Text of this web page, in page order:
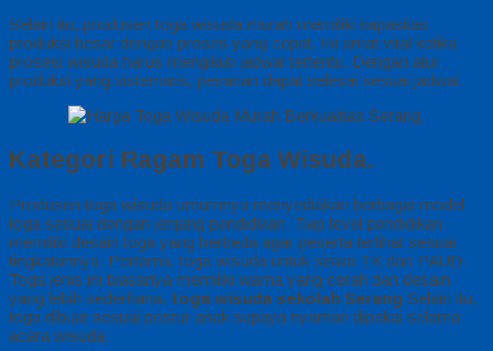
Selain itu, produsen toga wisuda murah memiliki kapasitas
produksi besar dengan proses yang cepat. Ini amat vital ketika
prosesi wisuda harus mengikuti jadwal tertentu. Dengan alur
produksi yang sistematis, pesanan dapat selesai sesuai jadwal.
Kategori Ragam Toga Wisuda.
Produsen toga wisuda umumnya menyediakan berbagai model
toga sesuai dengan jenjang pendidikan. Tiap level pendidikan
memiliki desain toga yang berbeda agar peserta terlihat sesuai
tingkatannya. Pertama, toga wisuda untuk siswa TK dan PAUD.
Toga jenis ini biasanya memiliki warna yang cerah dan desain
yang lebih sederhana. toga wisuda sekolah Serang Selain itu,
toga dibuat sesuai postur anak supaya nyaman dipakai selama
acara wisuda.